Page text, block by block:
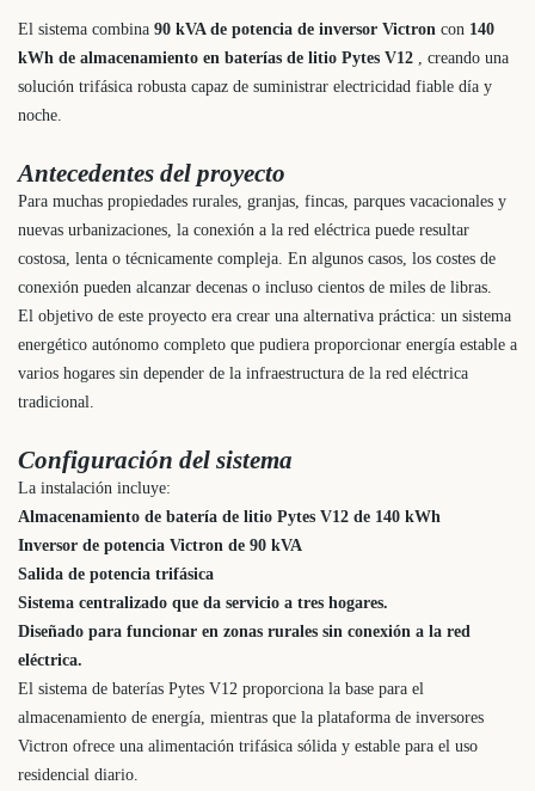
El sistema combina 90 kVA de potencia de inversor Victron con 140
kWh de almacenamiento en baterías de litio Pytes V12 , creando una
solución trifásica robusta capaz de suministrar electricidad fiable día y
noche.
Antecedentes del proyecto
Para muchas propiedades rurales, granjas, fincas, parques vacacionales y
nuevas urbanizaciones, la conexión a la red eléctrica puede resultar
costosa, lenta o técnicamente compleja. En algunos casos, los costes de
conexión pueden alcanzar decenas o incluso cientos de miles de libras.
El objetivo de este proyecto era crear una alternativa práctica: un sistema
energético autónomo completo que pudiera proporcionar energía estable a
varios hogares sin depender de la infraestructura de la red eléctrica
tradicional.
Configuración del sistema
La instalación incluye:
Almacenamiento de batería de litio Pytes V12 de 140 kWh
Inversor de potencia Victron de 90 kVA
Salida de potencia trifásica
Sistema centralizado que da servicio a tres hogares.
Diseñado para funcionar en zonas rurales sin conexión a la red
eléctrica.
El sistema de baterías Pytes V12 proporciona la base para el
almacenamiento de energía, mientras que la plataforma de inversores
Victron ofrece una alimentación trifásica sólida y estable para el uso
residencial diario.